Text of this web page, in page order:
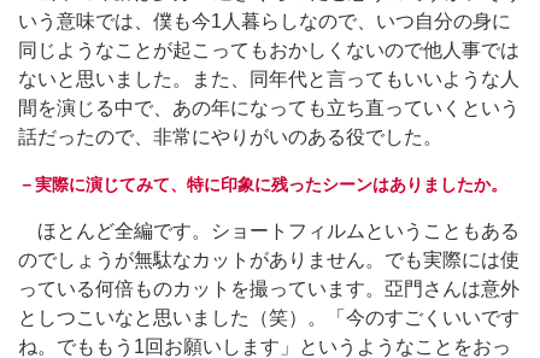
いう意味では、僕も今1人暮らしなので、いつ自分の身に
同じようなことが起こってもおかしくないので他人事では
ないと思いました。また、同年代と言ってもいいような人
間を演じる中で、あの年になっても立ち直っていくという
話だったので、非常にやりがいのある役でした。
－実際に演じてみて、特に印象に残ったシーンはありましたか。
ほとんど全編です。ショートフィルムということもある
のでしょうが無駄なカットがありません。でも実際には使
っている何倍ものカットを撮っています。亞門さんは意外
としつこいなと思いました（笑）。「今のすごくいいです
ね。でももう1回お願いします」というようなことをおっ